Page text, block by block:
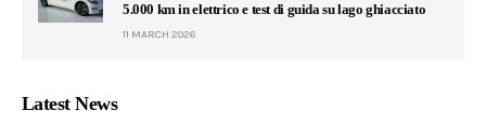
5.000 km in elettrico e test di guida su lago ghiacciato
11 MARCH 2026
Latest News